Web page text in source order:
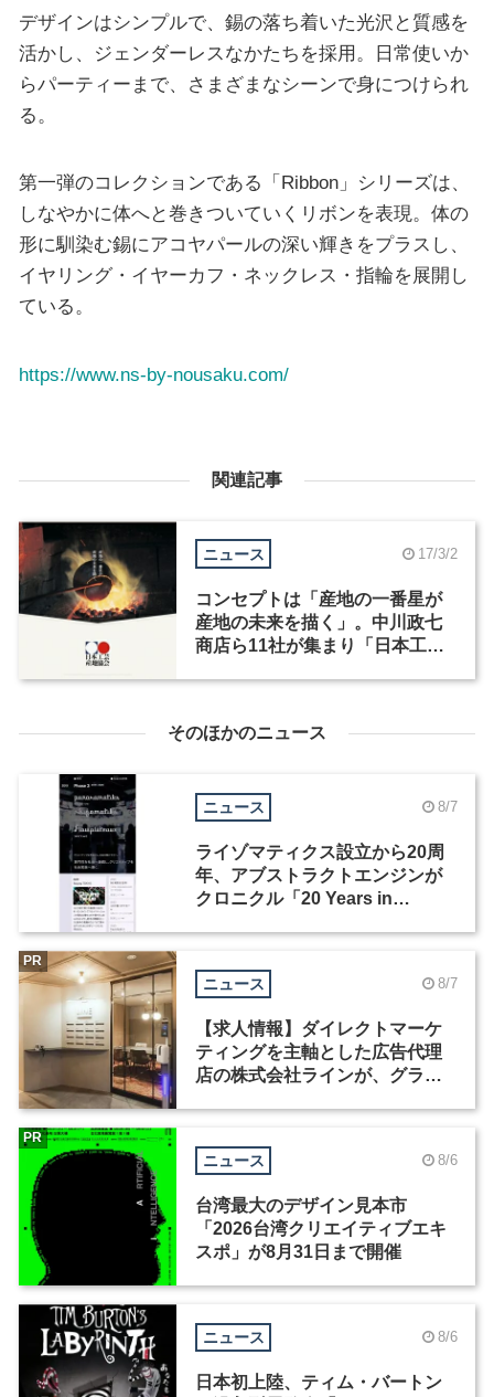
デザインはシンプルで、錫の落ち着いた光沢と質感を
活かし、ジェンダーレスなかたちを採用。日常使いか
らパーティーまで、さまざまなシーンで身につけられ
る。
第一弾のコレクションである「Ribbon」シリーズは、
しなやかに体へと巻きついていくリボンを表現。体の
形に馴染む錫にアコヤパールの深い輝きをプラスし、
イヤリング・イヤーカフ・ネックレス・指輪を展開し
ている。
https://www.ns-by-nousaku.com/
関連記事
ニュース 17/3/2
コンセプトは「産地の一番星が
産地の未来を描く」。中川政七
商店ら11社が集まり「日本工芸
そのほかのニュース
ニュース 8/7
ライゾマティクス設立から20周
年、アブストラクトエンジンが
クロニクル「20 Years in
ニュース 8/7
【求人情報】ダイレクトマーケ
ティングを主軸とした広告代理
店の株式会社ラインが、グラフ
PR
ニュース 8/6
台湾最大のデザイン見本市
「2026台湾クリエイティブエキ
スポ」が8月31日まで開催
PR
ニュース 8/6
日本初上陸、ティム・バートン